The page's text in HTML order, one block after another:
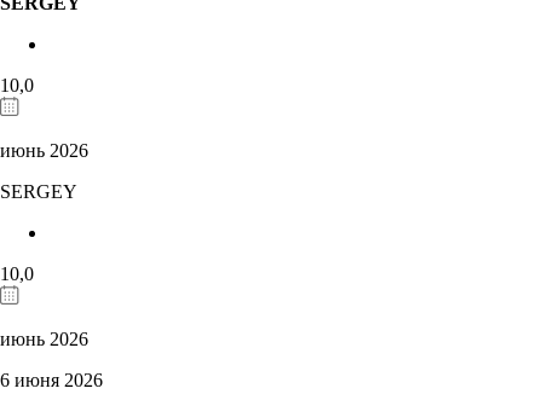
10,0
июнь 2026
SERGEY
10,0
июнь 2026
6 июня 2026